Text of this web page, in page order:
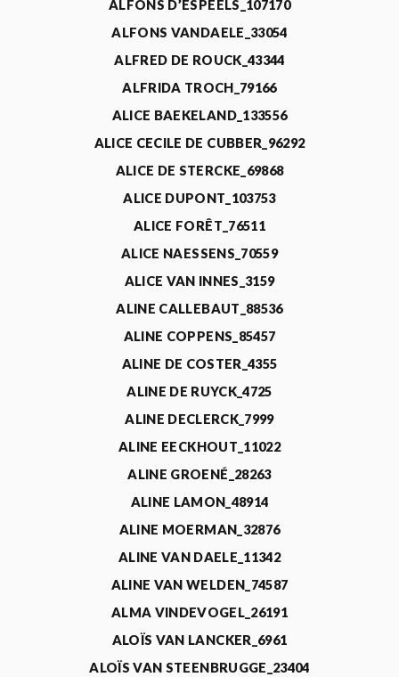
ALFONS D’ESPEELS_107170
ALFONS VANDAELE_33054
ALFRED DE ROUCK_43344
ALFRIDA TROCH_79166
ALICE BAEKELAND_133556
ALICE CECILE DE CUBBER_96292
ALICE DE STERCKE_69868
ALICE DUPONT_103753
ALICE FORÊT_76511
ALICE NAESSENS_70559
ALICE VAN INNES_3159
ALINE CALLEBAUT_88536
ALINE COPPENS_85457
ALINE DE COSTER_4355
ALINE DE RUYCK_4725
ALINE DECLERCK_7999
ALINE EECKHOUT_11022
ALINE GROENÉ_28263
ALINE LAMON_48914
ALINE MOERMAN_32876
ALINE VAN DAELE_11342
ALINE VAN WELDEN_74587
ALMA VINDEVOGEL_26191
ALOÏS VAN LANCKER_6961
ALOÏS VAN STEENBRUGGE_23404